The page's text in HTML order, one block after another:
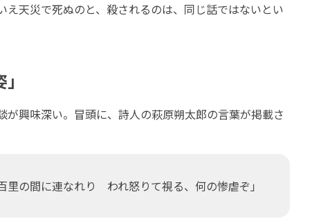
天災で死ぬのと、殺されるのは、同じ話ではないとい
興味深い。冒頭に、詩人の萩原朔太郎の言葉が掲載さ
の間に連なれり われ怒りて視る、何の惨虐ぞ」